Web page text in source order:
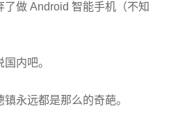
做 Android 智能手机（不知
内吧。
永远都是那么的奇葩。